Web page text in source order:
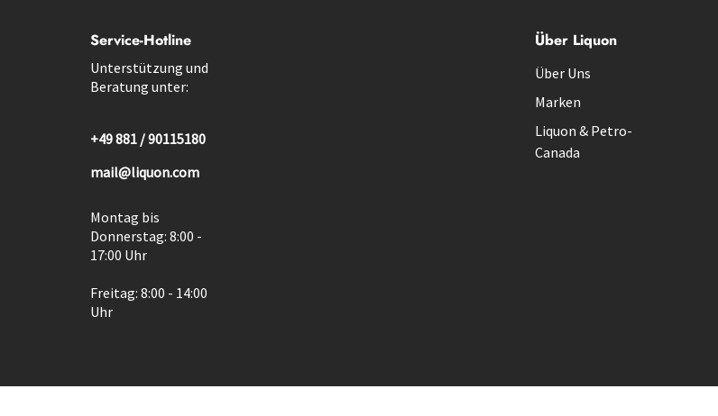
Service-Hotline
Unterstützung und
Beratung unter:
+49 881 / 90115180
mail@liquon.com
Montag bis
Donnerstag: 8:00 -
17:00 Uhr
Freitag: 8:00 - 14:00
Uhr
Über Liquon
Über Uns
Marken
Liquon & Petro-
Canada